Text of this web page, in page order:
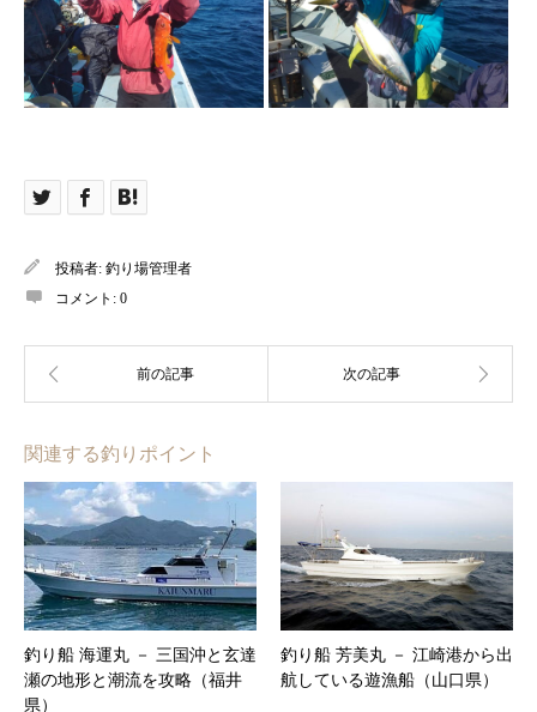
投稿者: 釣り場管理者
コメント: 0
関連する釣りポイント
釣り船 海運丸 － 三国沖と玄達
瀬の地形と潮流を攻略（福井
県）
釣り船 芳美丸 － 江崎港から出
航している遊漁船（山口県）